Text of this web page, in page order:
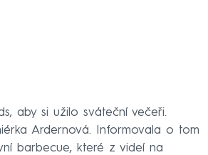
aby si užilo sváteční večeři.
Ardernová. Informovala o tom
barbecue, které z videí na